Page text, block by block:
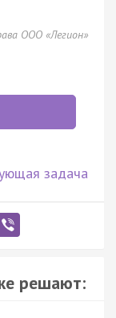
ООО «Легион»
задача
решают: